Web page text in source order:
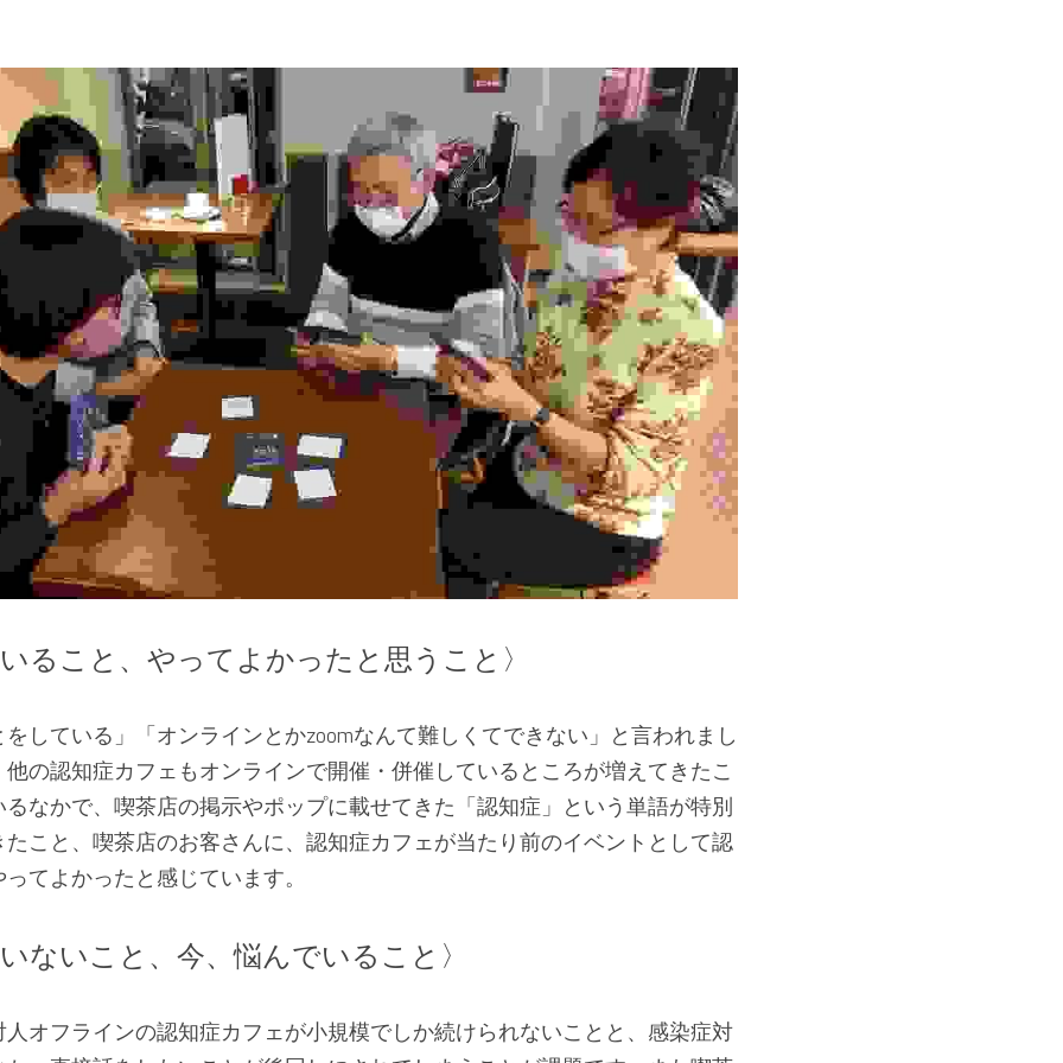
ること、やってよかったと思うこと〉
している」「オンラインとかzoomなんて難しくてできない」と言われまし
の認知症カフェもオンラインで開催・併催しているところが増えてきたこ
なかで、喫茶店の掲示やポップに載せてきた「認知症」という単語が特別
こと、喫茶店のお客さんに、認知症カフェが当たり前のイベントとして認
てよかったと感じています。
ないこと、今、悩んでいること〉
オフラインの認知症カフェが小規模でしか続けられないことと、感染症対